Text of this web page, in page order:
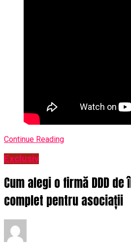
Continue Reading
Exclusiv
Cum alegi o firmă DDD
complet pentru asociații